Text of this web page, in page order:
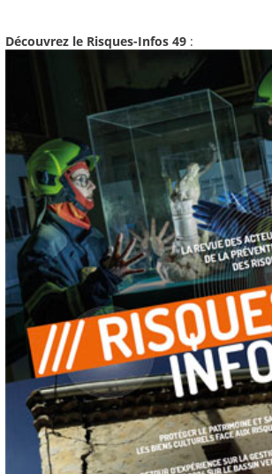
Découvrez le Risques-Infos 49 :